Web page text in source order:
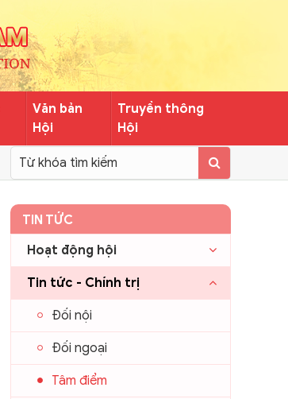
Văn bản
Hội
Truyền thông
Hội
TIN TỨC
Hoạt động hội
Tin tức - Chính trị
Đối nội
Đối ngoại
Tâm điểm